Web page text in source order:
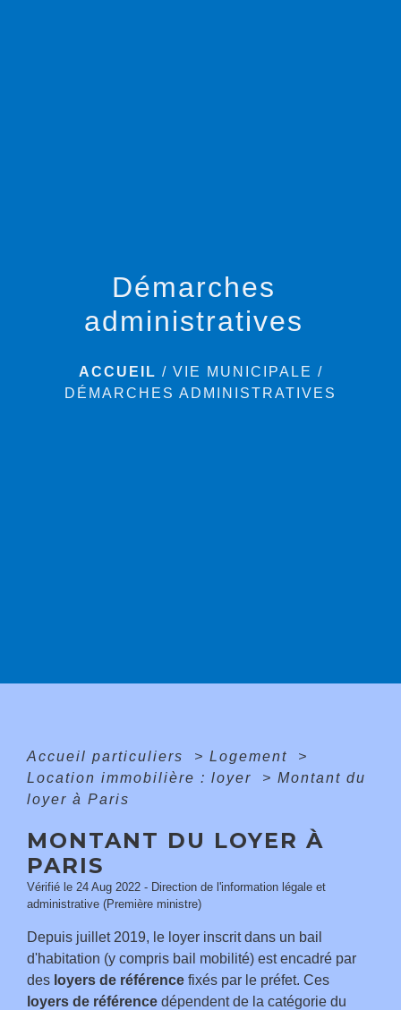
Démarches
administratives
ACCUEIL / VIE MUNICIPALE /
DÉMARCHES ADMINISTRATIVES
Accueil particuliers > Logement
>
Location immobilière : loyer
> Montant du
loyer à Paris
MONTANT DU LOYER À
PARIS
Vérifié le 24 Aug 2022 - Direction de l'information légale et
administrative (Première ministre)
Depuis juillet 2019, le loyer inscrit dans un bail
d'habitation (y compris bail mobilité) est encadré par
des loyers de référence fixés par le préfet. Ces
loyers de référence dépendent de la catégorie du